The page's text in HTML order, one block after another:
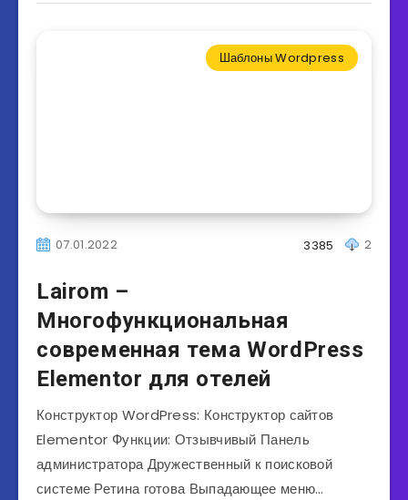
Шаблоны Wordpress
07.01.2022 2
3385
Lairom –
Многофункциональная
современная тема WordPress
Elementor для отелей
Конструктор WordPress: Конструктор сайтов
Elementor Функции: Отзывчивый Панель
администратора Дружественный к поисковой
системе Ретина готова Выпадающее меню…